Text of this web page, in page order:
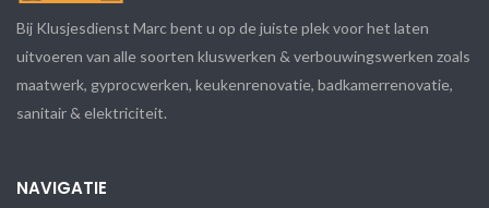
Bij Klusjesdienst Marc bent u op de juiste plek voor het laten
uitvoeren van alle soorten kluswerken & verbouwingswerken zoals
maatwerk, gyprocwerken, keukenrenovatie, badkamerrenovatie,
sanitair & elektriciteit.
NAVIGATIE